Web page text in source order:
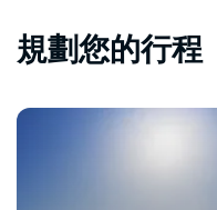
規劃您的行程